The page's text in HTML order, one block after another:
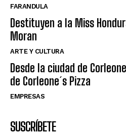
FARANDULA
Destituyen a la Miss
Moran
ARTE Y CULTURA
Desde la ciudad de
de Corleone´s Pizza
EMPRESAS
SUSCRÍBETE